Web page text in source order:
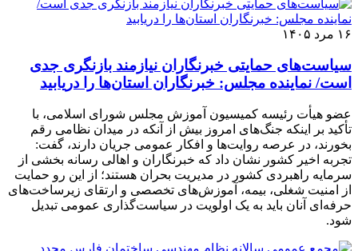
۱۶ مرد ۱۴۰۵
سیاست‌های حمایتی خبرنگاران نیازمند بازنگری جدی
است/ نماینده مجلس: خبرنگاران استان‌ها را دریابید
عضو هیأت رئیسه کمیسیون آموزش مجلس شورای اسلامی، با
تأکید بر اینکه جنگ‌های امروز بیش از آنکه در میدان نظامی رقم
بخورند، در عرصه روایت‌ها و افکار عمومی جریان دارند، گفت:
تجربه اخیر کشور نشان داد که خبرنگاران و اهالی رسانه بخشی از
سرمایه راهبردی کشور در مدیریت بحران هستند؛ از این رو حمایت
از امنیت شغلی، بیمه، آموزش‌های تخصصی و ارتقای زیرساخت‌های
حرفه‌ای آنان باید به یک اولویت در سیاست‌گذاری عمومی تبدیل
شود.